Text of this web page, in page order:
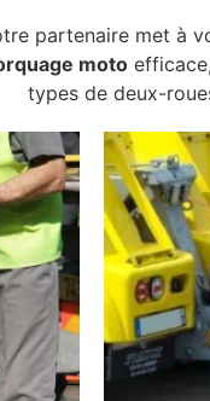
partenaire met à
moto
types de deux-